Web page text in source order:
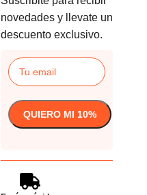
novedades y llevate un
descuento exclusivo.